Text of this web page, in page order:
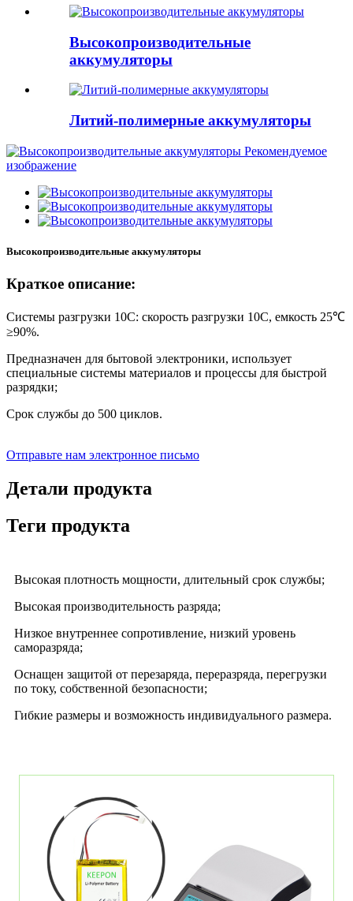
Высокопроизводительные
аккумуляторы
Литий-полимерные аккумуляторы
Высокопроизводительные аккумуляторы
Краткое описание:
Системы разгрузки 10C: скорость разгрузки 10C, емкость 25℃
≥90%.
Предназначен для бытовой электроники, использует
специальные системы материалов и процессы для быстрой
разрядки;
Срок службы до 500 циклов.
Отправьте нам электронное письмо
Детали продукта
Теги продукта
Высокая плотность мощности, длительный срок службы;
Высокая производительность разряда;
Низкое внутреннее сопротивление, низкий уровень
саморазряда;
Оснащен защитой от перезаряда, переразряда, перегрузки
по току, собственной безопасности;
Гибкие размеры и возможность индивидуального размера.